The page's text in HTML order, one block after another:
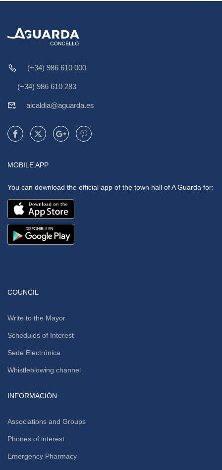
(+34) 986 610 000
(+34) 986 610 283
alcaldia@aguarda.es
MOBILE APP
You can download the official app of the town hall of A Guarda for:
COUNCIL
Write to the Mayor
Schedules of Interest
Sede Electrónica
Whistleblowing channel
INFORMACIÓN
Associations and Groups
Phones of interest
Emergency Pharmacy